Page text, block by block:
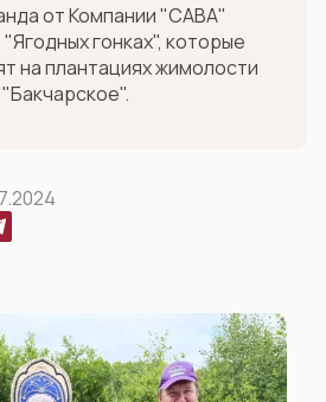
от Компании "САВА"
гонках", которые
на плантациях жимолости